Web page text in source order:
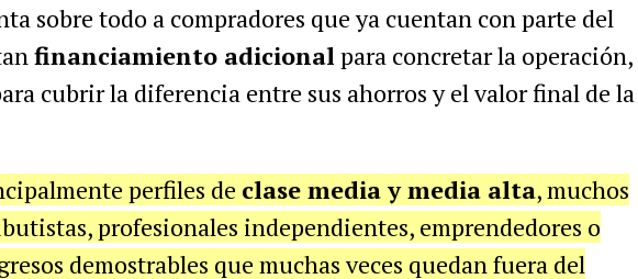
sobre todo a compradores que ya cuentan con parte del
financiamiento adicional para concretar la operación,
cubrir la diferencia entre sus ahorros y el valor final de la
perfiles de clase media y media alta, muchos
profesionales independientes, emprendedores o
demostrables que muchas veces quedan fuera del